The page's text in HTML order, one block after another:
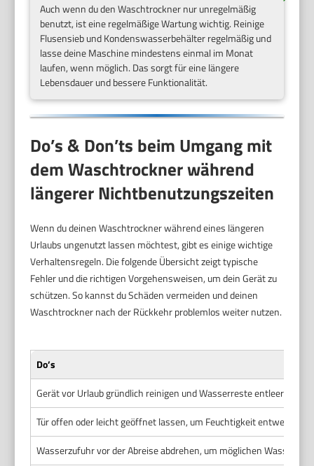
Auch wenn du den Waschtrockner nur unregelmäßig
benutzt, ist eine regelmäßige Wartung wichtig. Reinige
Flusensieb und Kondenswasserbehälter regelmäßig und
lasse deine Maschine mindestens einmal im Monat
laufen, wenn möglich. Das sorgt für eine längere
Lebensdauer und bessere Funktionalität.
Do’s & Don’ts beim Umgang mit
dem Waschtrockner während
längerer Nichtbenutzungszeiten
Wenn du deinen Waschtrockner während eines längeren
Urlaubs ungenutzt lassen möchtest, gibt es einige wichtige
Verhaltensregeln. Die folgende Übersicht zeigt typische
Fehler und die richtigen Vorgehensweisen, um dein Gerät zu
schützen. So kannst du Schäden vermeiden und deinen
Waschtrockner nach der Rückkehr problemlos weiter nutzen.
Do’s
Gerät vor Urlaub gründlich reinigen und Wasserreste entleeren
Tür offen oder leicht geöffnet lassen, um Feuchtigkeit entweichen
Wasserzufuhr vor der Abreise abdrehen, um möglichen